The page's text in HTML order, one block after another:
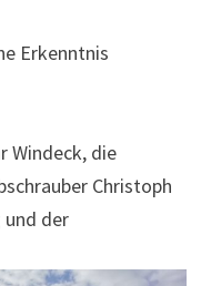
Erkenntnis
Windeck, die
Christoph
der